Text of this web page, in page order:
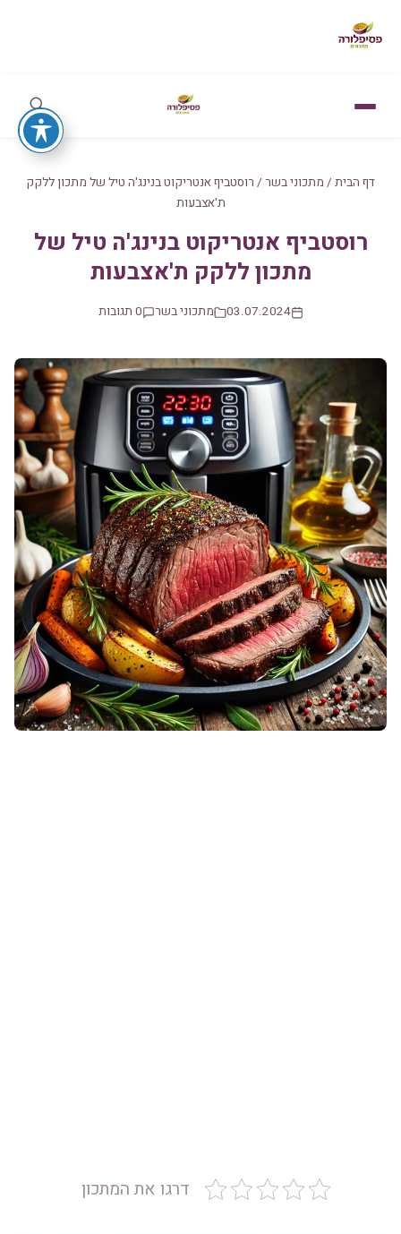
דף הבית / מתכוני בשר / רוסטביף אנטריקוט בנינג'ה טיל של מתכון ללקק
ת'אצבעות
רוסטביף אנטריקוט בנינג'ה טיל של
מתכון ללקק ת'אצבעות
03.07.2024 מתכוני בשר 0 תגובות
דרגו את המתכון